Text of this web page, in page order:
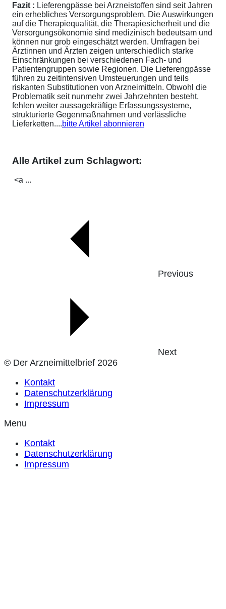
Fazit : Lieferengpässe bei Arzneistoffen sind seit Jahren
ein erhebliches Versorgungsproblem. Die Auswirkungen
auf die Therapiequalität, die Therapiesicherheit und die
Versorgungsökonomie sind medizinisch bedeutsam und
können nur grob eingeschätzt werden. Umfragen bei
Ärztinnen und Ärzten zeigen unterschiedlich starke
Einschränkungen bei verschiedenen Fach- und
Patientengruppen sowie Regionen. Die Lieferengpässe
führen zu zeitintensiven Umsteuerungen und teils
riskanten Substitutionen von Arzneimitteln. Obwohl die
Problematik seit nunmehr zwei Jahrzehnten besteht,
fehlen weiter aussagekräftige Erfassungssysteme,
strukturierte Gegenmaßnahmen und verlässliche
Lieferketten....bitte Artikel abonnieren
Alle Artikel zum Schlagwort:
<a ...
Previous
Next
© Der Arzneimittelbrief 2026
Kontakt
Datenschutzerklärung
Impressum
Menu
Kontakt
Datenschutzerklärung
Impressum